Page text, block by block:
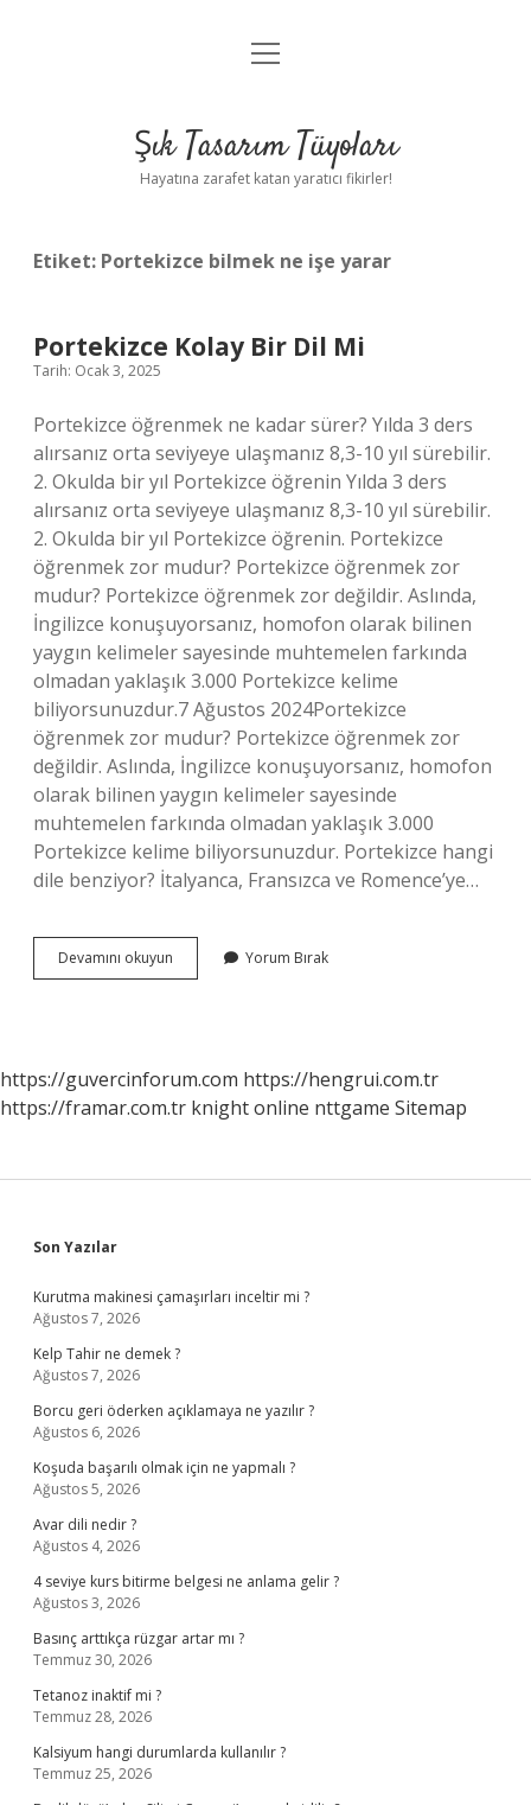
Anasayfa
Yasal Uyarı
menüyü
Şık Tasarım Tüyoları
Hayatına zarafet katan yaratıcı fikirler!
Etiket: Portekizce bilmek ne işe yarar
Portekizce Kolay Bir Dil Mi
Tarih: Ocak 3, 2025
Portekizce öğrenmek ne kadar sürer? Yılda 3 ders
alırsanız orta seviyeye ulaşmanız 8,3-10 yıl sürebilir.
2. Okulda bir yıl Portekizce öğrenin Yılda 3 ders
alırsanız orta seviyeye ulaşmanız 8,3-10 yıl sürebilir.
2. Okulda bir yıl Portekizce öğrenin. Portekizce
öğrenmek zor mudur? Portekizce öğrenmek zor
mudur? Portekizce öğrenmek zor değildir. Aslında,
İngilizce konuşuyorsanız, homofon olarak bilinen
yaygın kelimeler sayesinde muhtemelen farkında
olmadan yaklaşık 3.000 Portekizce kelime
biliyorsunuzdur.7 Ağustos 2024Portekizce
öğrenmek zor mudur? Portekizce öğrenmek zor
değildir. Aslında, İngilizce konuşuyorsanız, homofon
olarak bilinen yaygın kelimeler sayesinde
muhtemelen farkında olmadan yaklaşık 3.000
Portekizce kelime biliyorsunuzdur. Portekizce hangi
dile benziyor? İtalyanca, Fransızca ve Romence’ye…
Devamını okuyun Portekizce
Kolay
Yorum Bırak
https://guvercinforum.com https://hengrui.com.tr
https://framar.com.tr knight online nttgame Sitemap
Sidebar
Son Yazılar
Kurutma makinesi çamaşırları inceltir mi ?
Ağustos 7, 2026
Kelp Tahir ne demek ?
Ağustos 7, 2026
Borcu geri öderken açıklamaya ne yazılır ?
Ağustos 6, 2026
Koşuda başarılı olmak için ne yapmalı ?
Ağustos 5, 2026
Avar dili nedir ?
Ağustos 4, 2026
4 seviye kurs bitirme belgesi ne anlama gelir ?
Ağustos 3, 2026
Basınç arttıkça rüzgar artar mı ?
Temmuz 30, 2026
Tetanoz inaktif mi ?
Temmuz 28, 2026
Kalsiyum hangi durumlarda kullanılır ?
Temmuz 25, 2026